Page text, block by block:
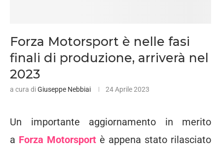
Forza Motorsport è nelle fasi
finali di produzione, arriverà nel
2023
a cura diGiuseppe Nebbiai 24 Aprile 2023
Un importante aggiornamento in merito
a Forza Motorsport è appena stato rilasciato